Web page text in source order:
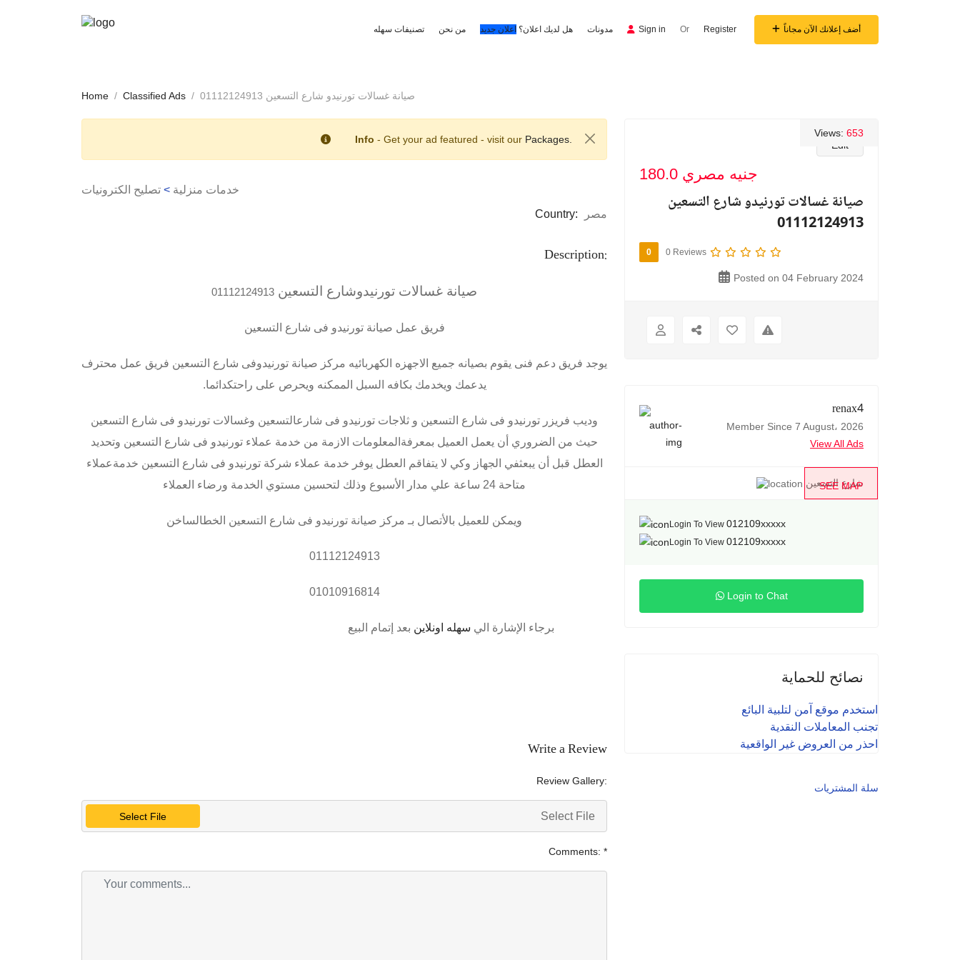
تصنيفات سهله من نحن هل لديك اعلان؟ اعلان جديد مدونات Sign in Or Register أضف إعلانك الآن مجاناً
Home Classified Ads صيانة غسالات تورنيدو شارع التسعين 01112124913
Info - Get your ad featured - visit our Packages.
خدمات منزلية > تصليح الكترونيات
Country:
مصر
Description:
صيانة غسالات تورنيدوشارع التسعين 01112124913
فريق عمل صيانة تورنيدو فى شارع التسعين
يوجد فريق دعم فنى يقوم بصيانه جميع الاجهزه الكهربائيه مركز صيانة تورنيدوفى شارع التسعين فريق عمل محترف
يدعمك ويخدمك بكافه السبل الممكنه ويحرص على راحتكدائما.
وديب فريزر تورنيدو فى شارع التسعين و ثلاجات تورنيدو فى شارعالتسعين وغسالات تورنيدو فى شارع التسعين
حيث من الضروري أن يعمل العميل بمعرفةالمعلومات الازمة من خدمة عملاء تورنيدو فى شارع التسعين وتحديد
العطل قبل أن يبعثفي الجهاز وكي لا يتفاقم العطل يوفر خدمة عملاء شركة تورنيدو فى شارع التسعين خدمةعملاء
متاحة 24 ساعة علي مدار الأسبوع وذلك لتحسين مستوي الخدمة ورضاء العملاء
ويمكن للعميل بالأتصال بـ مركز صيانة تورنيدو فى شارع التسعين الخطالساخن
01112124913
01010916814
برجاء الإشارة الي سهله اونلاين بعد إتمام البيع
Write a Review
Review Gallery:
Select File Select File
Comments: *
Edit
Views: 653
180.0 جنيه مصري
صيانة غسالات تورنيدو شارع التسعين
01112124913
0 0 Reviews
Posted on 04 February 2024
renax4
Member Since 7 August، 2026
View All Ads
SEE MAP
شارع التسعين
Login To View 012109xxxxx
Login To View 012109xxxxx
Login to Chat
نصائح للحماية
استخدم موقع آمن لتلبية البائع
تجنب المعاملات النقدية
احذر من العروض غير الواقعية
سلة المشتريات